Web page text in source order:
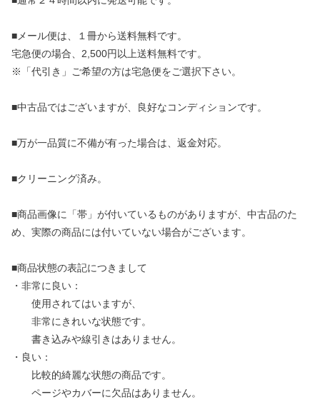
■メール便は、１冊から送料無料です。
宅急便の場合、2,500円以上送料無料です。
※「代引き」ご希望の方は宅急便をご選択下さい。
■中古品ではございますが、良好なコンディションです。
■万が一品質に不備が有った場合は、返金対応。
■クリーニング済み。
■商品画像に「帯」が付いているものがありますが、中古品のた
め、実際の商品には付いていない場合がございます。
■商品状態の表記につきまして
・非常に良い：
使用されてはいますが、
非常にきれいな状態です。
書き込みや線引きはありません。
・良い：
比較的綺麗な状態の商品です。
ページやカバーに欠品はありません。